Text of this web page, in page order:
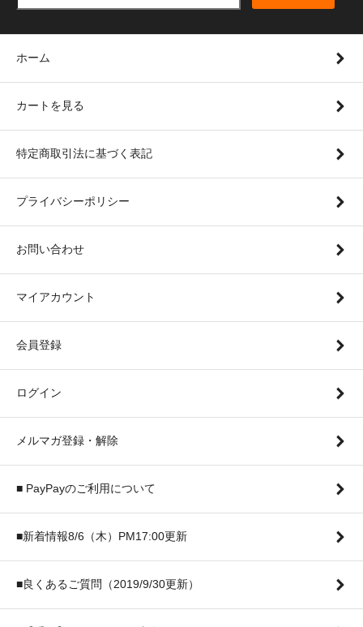
ホーム
カートを見る
特定商取引法に基づく表記
プライバシーポリシー
お問い合わせ
マイアカウント
会員登録
ログイン
メルマガ登録・解除
■ PayPayのご利用について
■新着情報8/6（木）PM17:00更新
■良くあるご質問（2019/9/30更新）